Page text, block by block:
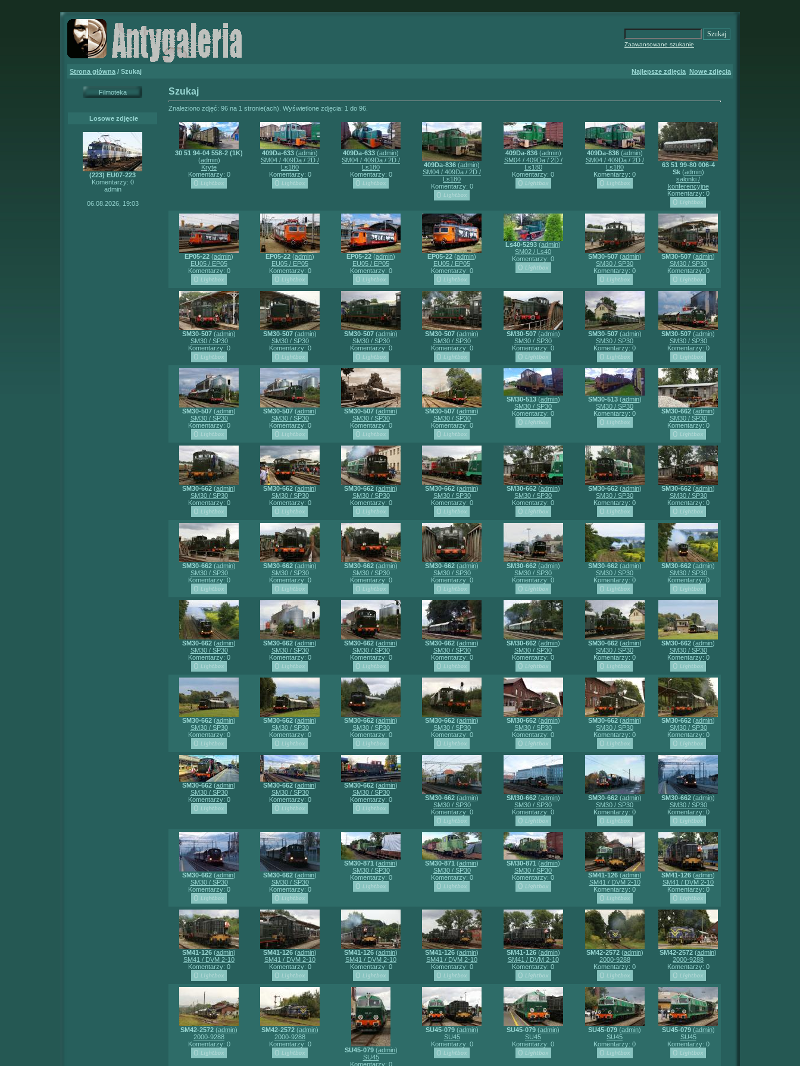
Zaawansowane szukanie
Strona główna / Szukaj Najlepsze zdjęcia Nowe zdjęcia
Filmoteka
Losowe zdjęcie
(223) EU07-223
Komentarzy: 0
admin
06.08.2026, 19:03
Szukaj
Znaleziono zdjęć: 96 na 1 stronie(ach). Wyświetlone zdjęcia: 1 do 96.
30 51 94-04 558-2 (1K)
(admin)
Kryte
Komentarzy: 0
409Da-633 (admin)
SM04 / 409Da / 2D /
Ls180
Komentarzy: 0
409Da-633 (admin)
SM04 / 409Da / 2D /
Ls180
Komentarzy: 0
409Da-836 (admin)
SM04 / 409Da / 2D /
Ls180
Komentarzy: 0
409Da-836(admin)
SM04 / 409Da / 2D /
Ls180
Komentarzy: 0
409Da-836(admin)
SM04 / 409Da / 2D /
Ls180
Komentarzy: 0
63 51 99-80 006-4
Sk(admin)
salonki /
konferencyjne
Komentarzy: 0
EP05-22 (admin)
EU05 / EP05
Komentarzy: 0
EP05-22 (admin)
EU05 / EP05
Komentarzy: 0
EP05-22 (admin)
EU05 / EP05
Komentarzy: 0
EP05-22 (admin)
EU05 / EP05
Komentarzy: 0
Ls40-5293 (admin)
SM02 / Ls40
Komentarzy: 0
SM30-507(admin)
SM30 / SP30
Komentarzy: 0
SM30-507 (admin)
SM30 / SP30
Komentarzy: 0
SM30-507 (admin)
SM30 / SP30
Komentarzy: 0
SM30-507 (admin)
SM30 / SP30
Komentarzy: 0
SM30-507 (admin)
SM30 / SP30
Komentarzy: 0
SM30-507 (admin)
SM30 / SP30
Komentarzy: 0
SM30-507(admin)
SM30 / SP30
Komentarzy: 0
SM30-507(admin)
SM30 / SP30
Komentarzy: 0
SM30-507 (admin)
SM30 / SP30
Komentarzy: 0
SM30-507 (admin)
SM30 / SP30
Komentarzy: 0
SM30-507 (admin)
SM30 / SP30
Komentarzy: 0
SM30-507 (admin)
SM30 / SP30
Komentarzy: 0
SM30-507 (admin)
SM30 / SP30
Komentarzy: 0
SM30-513(admin)
SM30 / SP30
Komentarzy: 0
SM30-513(admin)
SM30 / SP30
Komentarzy: 0
SM30-662 (admin)
SM30 / SP30
Komentarzy: 0
SM30-662 (admin)
SM30 / SP30
Komentarzy: 0
SM30-662 (admin)
SM30 / SP30
Komentarzy: 0
SM30-662 (admin)
SM30 / SP30
Komentarzy: 0
SM30-662 (admin)
SM30 / SP30
Komentarzy: 0
SM30-662(admin)
SM30 / SP30
Komentarzy: 0
SM30-662(admin)
SM30 / SP30
Komentarzy: 0
SM30-662 (admin)
SM30 / SP30
Komentarzy: 0
SM30-662 (admin)
SM30 / SP30
Komentarzy: 0
SM30-662 (admin)
SM30 / SP30
Komentarzy: 0
SM30-662 (admin)
SM30 / SP30
Komentarzy: 0
SM30-662 (admin)
SM30 / SP30
Komentarzy: 0
SM30-662(admin)
SM30 / SP30
Komentarzy: 0
SM30-662(admin)
SM30 / SP30
Komentarzy: 0
SM30-662 (admin)
SM30 / SP30
Komentarzy: 0
SM30-662 (admin)
SM30 / SP30
Komentarzy: 0
SM30-662 (admin)
SM30 / SP30
Komentarzy: 0
SM30-662 (admin)
SM30 / SP30
Komentarzy: 0
SM30-662 (admin)
SM30 / SP30
Komentarzy: 0
SM30-662(admin)
SM30 / SP30
Komentarzy: 0
SM30-662(admin)
SM30 / SP30
Komentarzy: 0
SM30-662 (admin)
SM30 / SP30
Komentarzy: 0
SM30-662 (admin)
SM30 / SP30
Komentarzy: 0
SM30-662 (admin)
SM30 / SP30
Komentarzy: 0
SM30-662 (admin)
SM30 / SP30
Komentarzy: 0
SM30-662 (admin)
SM30 / SP30
Komentarzy: 0
SM30-662(admin)
SM30 / SP30
Komentarzy: 0
SM30-662(admin)
SM30 / SP30
Komentarzy: 0
SM30-662 (admin)
SM30 / SP30
Komentarzy: 0
SM30-662 (admin)
SM30 / SP30
Komentarzy: 0
SM30-662 (admin)
SM30 / SP30
Komentarzy: 0
SM30-662 (admin)
SM30 / SP30
Komentarzy: 0
SM30-662 (admin)
SM30 / SP30
Komentarzy: 0
SM30-662(admin)
SM30 / SP30
Komentarzy: 0
SM30-662(admin)
SM30 / SP30
Komentarzy: 0
SM30-662 (admin)
SM30 / SP30
Komentarzy: 0
SM30-662 (admin)
SM30 / SP30
Komentarzy: 0
SM30-662 (admin)
SM30 / SP30
Komentarzy: 0
SM30-871 (admin)
SM30 / SP30
Komentarzy: 0
SM30-871 (admin)
SM30 / SP30
Komentarzy: 0
SM30-871 (admin)
SM30 / SP30
Komentarzy: 0
SM41-126(admin)
SM41 / DVM 2-10
Komentarzy: 0
SM41-126 (admin)
SM41 / DVM 2-10
Komentarzy: 0
SM41-126 (admin)
SM41 / DVM 2-10
Komentarzy: 0
SM41-126 (admin)
SM41 / DVM 2-10
Komentarzy: 0
SM41-126 (admin)
SM41 / DVM 2-10
Komentarzy: 0
SM41-126 (admin)
SM41 / DVM 2-10
Komentarzy: 0
SM41-126(admin)
SM41 / DVM 2-10
Komentarzy: 0
SM42-2572(admin)
2000-9288
Komentarzy: 0
SM42-2572 (admin)
2000-9288
Komentarzy: 0
SM42-2572 (admin)
2000-9288
Komentarzy: 0
SM42-2572 (admin)
2000-9288
Komentarzy: 0
SU45-079(admin)
SU45
Komentarzy: 0
SU45-079(admin)
SU45
Komentarzy: 0
SU45-079 (admin)
SU45
Komentarzy: 0
SU45-079 (admin)
SU45
Komentarzy: 0
SU45-079(admin)
SU45
Komentarzy: 0